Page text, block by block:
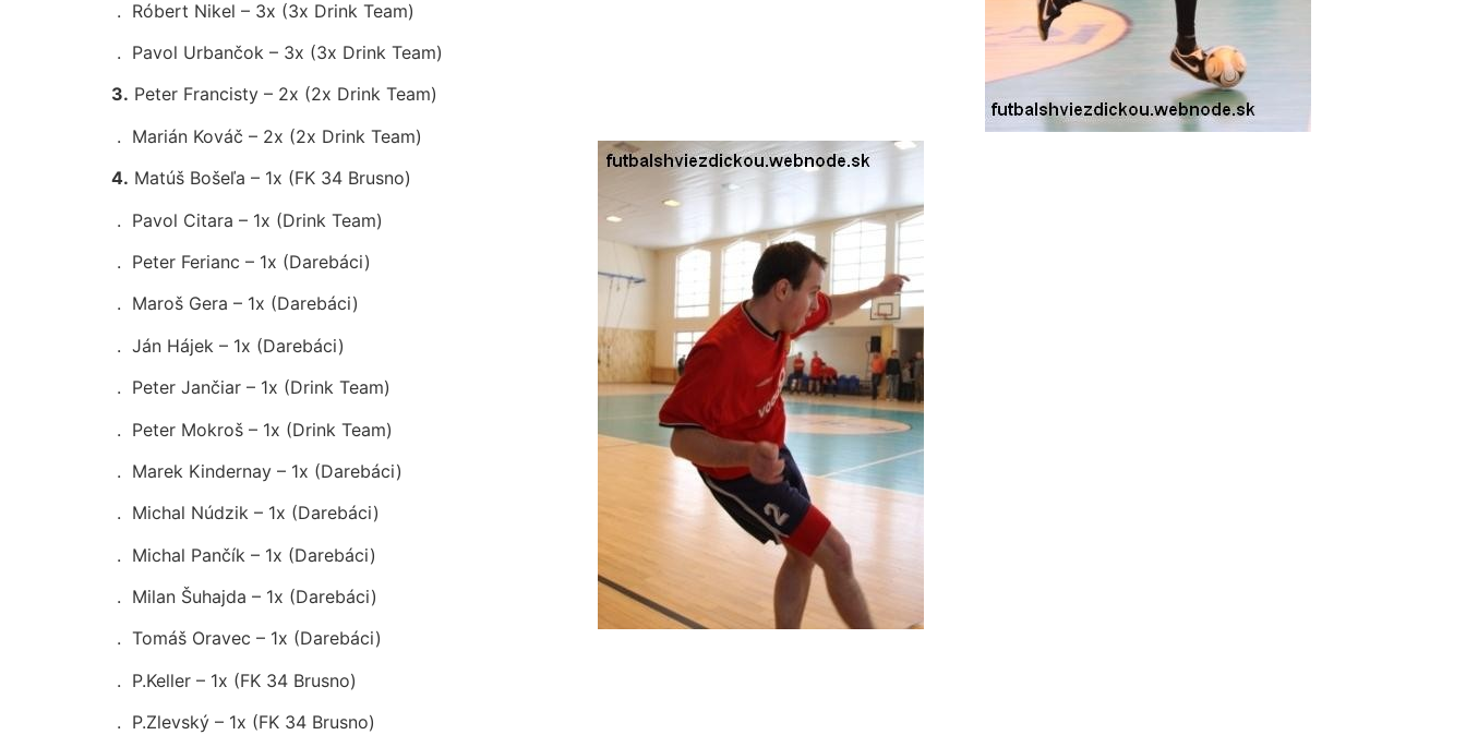
. Róbert Nikel – 3x (3x Drink Team)
. Pavol Urbančok – 3x (3x Drink Team)
3. Peter Francisty – 2x (2x Drink Team)
. Marián Kováč – 2x (2x Drink Team)
4. Matúš Bošeľa – 1x (FK 34 Brusno)
. Pavol Citara – 1x (Drink Team)
. Peter Ferianc – 1x (Darebáci)
. Maroš Gera – 1x (Darebáci)
. Ján Hájek – 1x (Darebáci)
. Peter Jančiar – 1x (Drink Team)
. Peter Mokroš – 1x (Drink Team)
. Marek Kindernay – 1x (Darebáci)
. Michal Núdzik – 1x (Darebáci)
. Michal Pančík – 1x (Darebáci)
. Milan Šuhajda – 1x (Darebáci)
. Tomáš Oravec – 1x (Darebáci)
. P.Keller – 1x (FK 34 Brusno)
. P.Zlevský – 1x (FK 34 Brusno)